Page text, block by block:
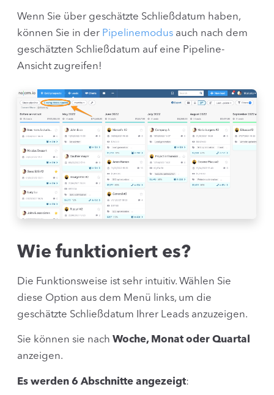
Wenn Sie über geschätzte Schließdatum haben,
können Sie in der Pipelinemodus auch nach dem
geschätzten Schließdatum auf eine Pipeline-
Ansicht zugreifen!
Wie funktioniert es?
Die Funktionsweise ist sehr intuitiv. Wählen Sie
diese Option aus dem Menü links, um die
geschätzte Schließdatum Ihrer Leads anzuzeigen.
Sie können sie nach Woche, Monat oder Quartal
anzeigen.
Es werden 6 Abschnitte angezeigt: